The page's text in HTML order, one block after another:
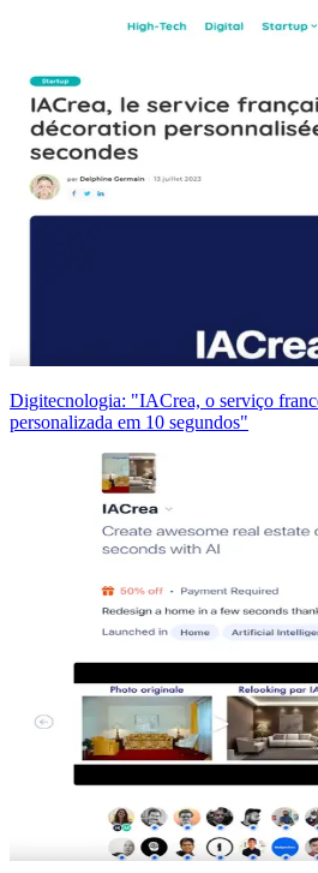
Digitecnologia: "IACrea, o serviço
personalizada em 10 segundos"